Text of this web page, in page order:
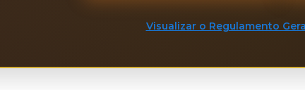
Visualizar o Regulamento